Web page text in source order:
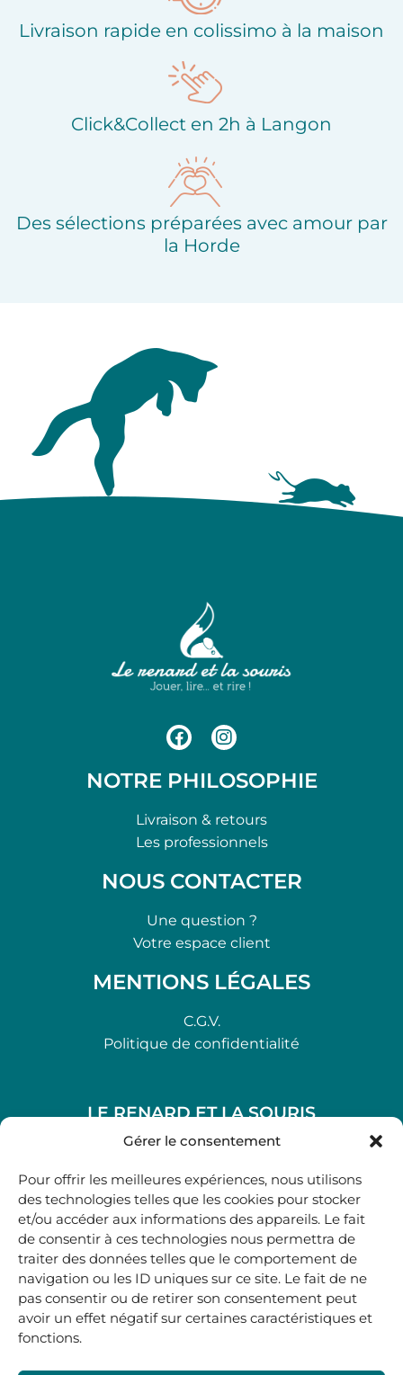
Gérer le consentement
Pour offrir les meilleures expériences, nous utilisons
des technologies telles que les cookies pour stocker
et/ou accéder aux informations des appareils. Le fait
de consentir à ces technologies nous permettra de
traiter des données telles que le comportement de
navigation ou les ID uniques sur ce site. Le fait de ne
pas consentir ou de retirer son consentement peut
avoir un effet négatif sur certaines caractéristiques et
fonctions.
Livraison rapide en colissimo à la maison
Click&Collect en 2h à Langon
Des sélections préparées avec amour par
la Horde
NOTRE PHILOSOPHIE
Livraison & retours
Les professionnels
NOUS CONTACTER
Une question ?
Votre espace client
MENTIONS LÉGALES
C.G.V.
Politique de confidentialité
LE RENARD ET LA SOURIS
48, rue Maubec 33210 LANGON
05 40 41 37 18
.
MARDI AU SAMEDI
10H00-12H45 | 14H00 -19H00
boutique@lerenardetlasouris.com